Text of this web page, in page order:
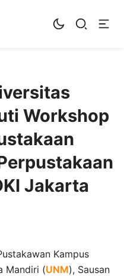
Workshop
Jakarta
Kampus
Mandiri (UNM), Sausan